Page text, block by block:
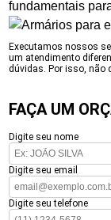
fundamentais
Executamos nossos
um atendimento
dúvidas. Por isso, não
FAÇA UM
Digite seu nome
Digite seu email
Digite seu telefone